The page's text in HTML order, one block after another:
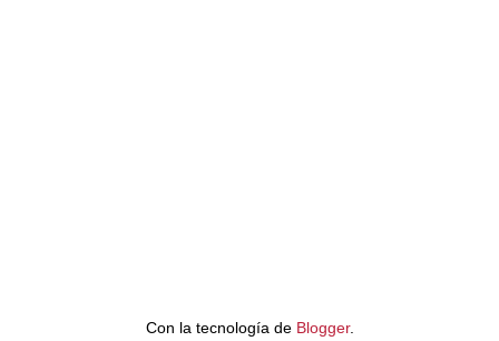
Con la tecnología de Blogger.